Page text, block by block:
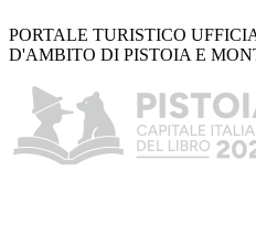
PORTALE TURISTICO
D'AMBITO DI PISTOIA E